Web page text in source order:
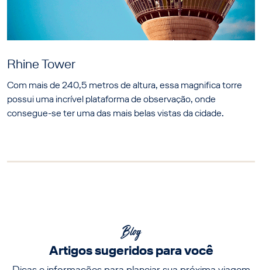
Rhine Tower
Com mais de 240,5 metros de altura, essa magnifica torre
possui uma incrível plataforma de observação, onde
consegue-se ter uma das mais belas vistas da cidade.
Blog
Artigos sugeridos para você